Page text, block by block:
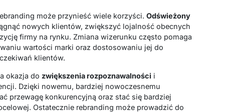
może przynieść wiele korzyści. Odświeżony
nowych klientów, zwiększyć lojalność obecnych
firmy na rynku. Zmiana wizerunku często pomaga
wartości marki oraz dostosowaniu jej do
klientów.
okazja do zwiększenia rozpoznawalności i
Dzięki nowemu, bardziej nowoczesnemu
przewagę konkurencyjną oraz stać się bardziej
Ostatecznie rebranding może prowadzić do